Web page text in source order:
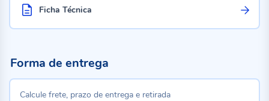
Ficha Técnica
Forma de entrega
Calcule frete, prazo de entrega e retirada